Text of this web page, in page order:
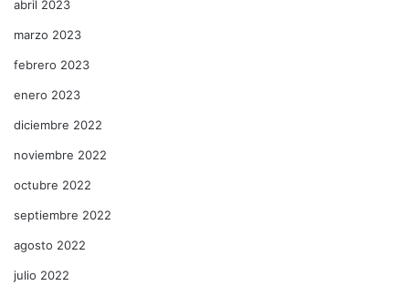
abril 2023
marzo 2023
febrero 2023
enero 2023
diciembre 2022
noviembre 2022
octubre 2022
septiembre 2022
agosto 2022
julio 2022